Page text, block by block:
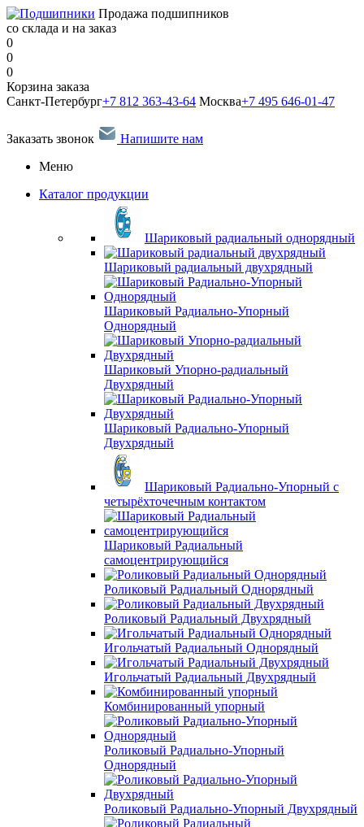
Продажа подшипников
со склада и на заказ
0
0
0
Корзина заказа
Санкт-Петербург+7 812 363-43-64 Москва+7 495 646-01-47
Заказать звонок
Напишите нам
Меню
Каталог продукции
Шариковый радиальный однорядный
Шариковый радиальный двухрядный
Шариковый Радиально-Упорный
Однорядный
Шариковый Упорно-радиальный
Двухрядный
Шариковый Радиально-Упорный
Двухрядный
Шариковый Радиально-Упорный с
четырёхточечным контактом
Шариковый Радиальный
самоцентрирующийся
Роликовый Радиальный Однорядный
Роликовый Радиальный Двухрядный
Игольчатый Радиальный Однорядный
Игольчатый Радиальный Двухрядный
Комбинированный упорный
Роликовый Радиально-Упорный
Однорядный
Роликовый Радиально-Упорный Двухрядный